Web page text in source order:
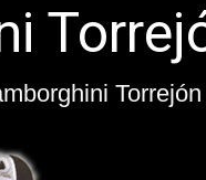
de
Torrejón